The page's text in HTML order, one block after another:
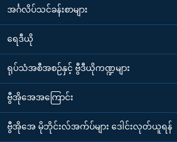
အင်္ဂလိပ်သင်ခန်းစာများ
ရေဒီယို
ရုပ်သံအစီအစဉ်နှင့် ဗွီဒီယိုကဏ္ဍများ
ဗွီအိုအေအကြောင်း
ဗွီအိုအေ မိုဘိုင်းလ်အက်ပ်များ ဒေါင်းလုတ်ယူရန်